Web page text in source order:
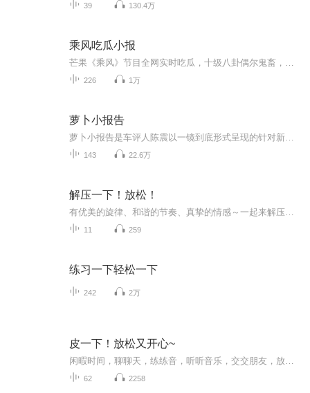
39 130.4万
乘风吃瓜小报
226 1万
萝卜小报告
143 22.6万
解压一下！放松！
11 259
练习一下轻松一下
242 2万
皮一下！放松又开心~
62 2258